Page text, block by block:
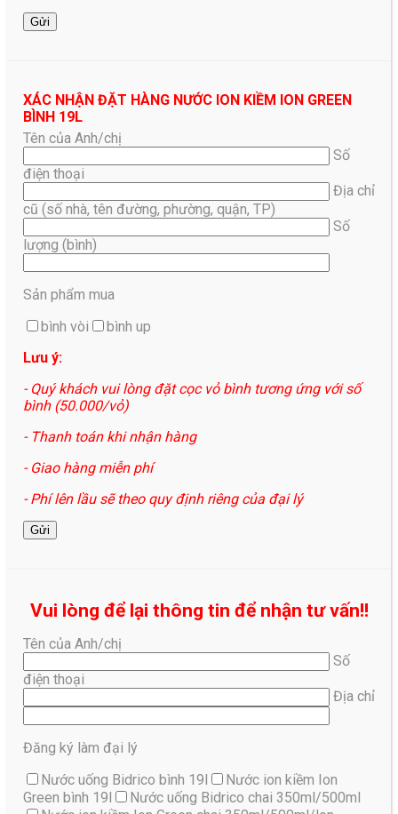
XÁC NHẬN ĐẶT HÀNG NƯỚC ION KIỀM ION GREEN
BÌNH 19L
Tên của Anh/chị
Số
điện thoại
Địa chỉ
cũ (số nhà, tên đường, phường, quận, TP)
Số
lượng (bình)
Sản phẩm mua
bình vòi
bình up
Lưu ý:
- Quý khách vui lòng đặt cọc vỏ bình tương ứng với số
bình (50.000/vỏ)
- Thanh toán khi nhận hàng
- Giao hàng miễn phí
- Phí lên lầu sẽ theo quy định riêng của đại lý
Vui lòng để lại thông tin để nhận tư vấn!!
Tên của Anh/chị
Số
điện thoại
Địa chỉ
Đăng ký làm đại lý
Nước uống Bidrico bình 19l
Nước ion kiềm Ion
Green bình 19l
Nước uống Bidrico chai 350ml/500ml